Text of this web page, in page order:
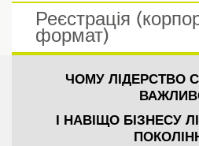
Реєстрація
формат)
ЧОМУ ЛІДЕРСТВО
І НАВІЩО БІЗНЕСУ